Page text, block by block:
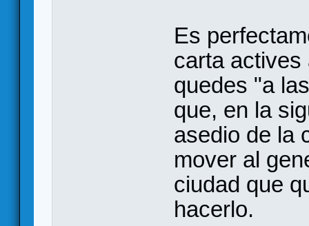
Es
carta actives
quedes "a
que, en la
asedio de la
mover al
ciudad que
hacerlo.